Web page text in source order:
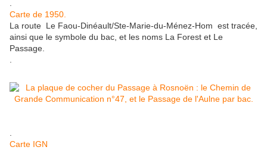
.
Carte de 1950.
La route Le Faou-Dinéault/Ste-Marie-du-Ménez-Hom est tracée,
ainsi que le symbole du bac, et les noms La Forest et Le
Passage.
.
.
Carte IGN